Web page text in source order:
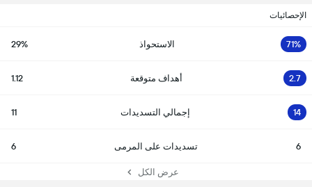
الإحصائيات
71% الاستحواذ 29%
2.7 أهداف متوقعة 1.12
14 إجمالي التسديدات 11
6 تسديدات على المرمى 6
عرض الكل